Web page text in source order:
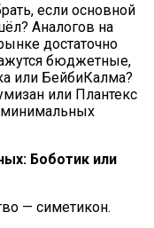
если основной
Аналогов на
достаточно
бюджетные,
или БейбиКалма?
или Плантекс
минимальных
Боботик или
— симетикон.